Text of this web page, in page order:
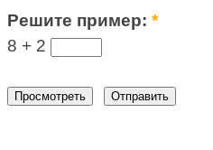
Решите пример:*
8 + 2